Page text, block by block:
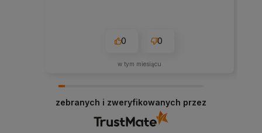
0 0
w tym miesiącu
zebranych i zweryfikowanych przez